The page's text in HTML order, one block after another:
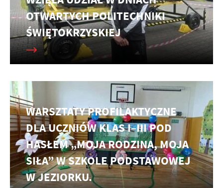
OTWARTYCH POLITECHNIKI
ŚWIĘTOKRZYSKIEJ
WARSZTATY PROFILAKTYCZNE
DLA UCZNIÓW KLAS I–III POD
HASŁEM „MOJA RODZINA, MOJA
SIŁA” W SZKOLE PODSTAWOWEJ
W JEZIORKU.